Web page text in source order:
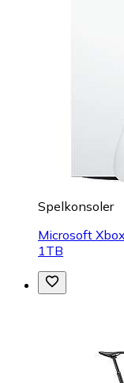
Spelkonsoler
Microsoft
1TB